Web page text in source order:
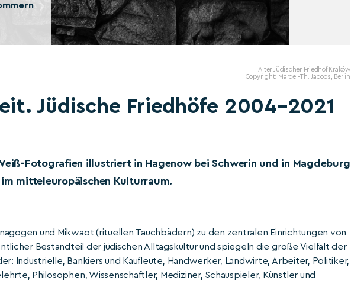
Alter Jüdischer Friedhof Kraków
Copyright: Marcel-Th. Jacobs, Berlin
Jüdische Friedhöfe 2004–2021
Fotografien illustriert in Hagenow bei Schwerin und in Magdeburg
mitteleuropäischen Kulturraum.
und Mikwaot (rituellen Tauchbädern) zu den zentralen Einrichtungen von
Bestandteil der jüdischen Alltagskultur und spiegeln die große Vielfalt der
Industrielle, Bankiers und Kaufleute, Handwerker, Landwirte, Arbeiter, Politiker,
Philosophen, Wissenschaftler, Mediziner, Schauspieler, Künstler und